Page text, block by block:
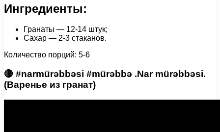
Ингредиенты:
Гранаты — 12-14 штук;
Сахар — 2-3 стаканов.
Количество порций: 5-6
🔴 #narmürəbbəsi #mürəbbə .Nar mürəbbəsi.
(Варенье из гранат)